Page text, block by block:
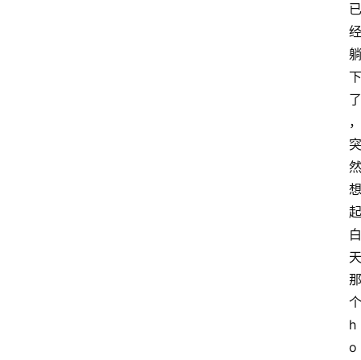
已
经
躺
下
了
，
突
然
想
起
白
天
那
个
h
o